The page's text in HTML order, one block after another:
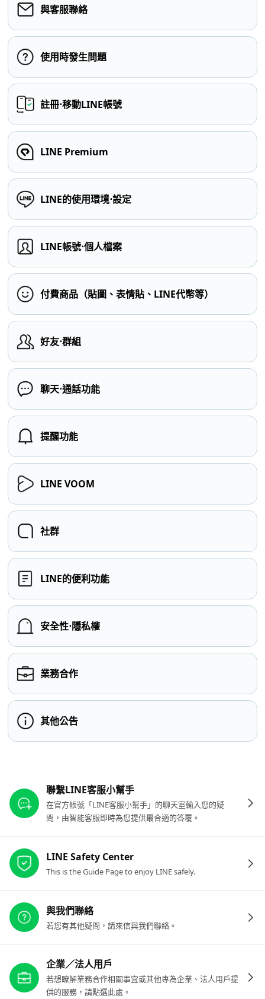
與客服聯絡
使用時發生問題
註冊⋅移動LINE帳號
LINE Premium
LINE的使用環境⋅設定
LINE帳號⋅個人檔案
付費商品（貼圖、表情貼、LINE代幣等）
好友⋅群組
聊天⋅通話功能
提醒功能
LINE VOOM
社群
LINE的便利功能
安全性⋅隱私權
業務合作
其他公告
聯繫LINE客服小幫手
在官方帳號「LINE客服小幫手」的聊天室輸入您的疑
問，由智能客服即時為您提供最合適的答覆。
LINE Safety Center
This is the Guide Page to enjoy LINE safely.
與我們聯絡
若您有其他疑問，請來信與我們聯絡。
企業／法人用戶
若想瞭解業務合作相關事宜或其他專為企業、法人用戶提
供的服務，請點選此處。